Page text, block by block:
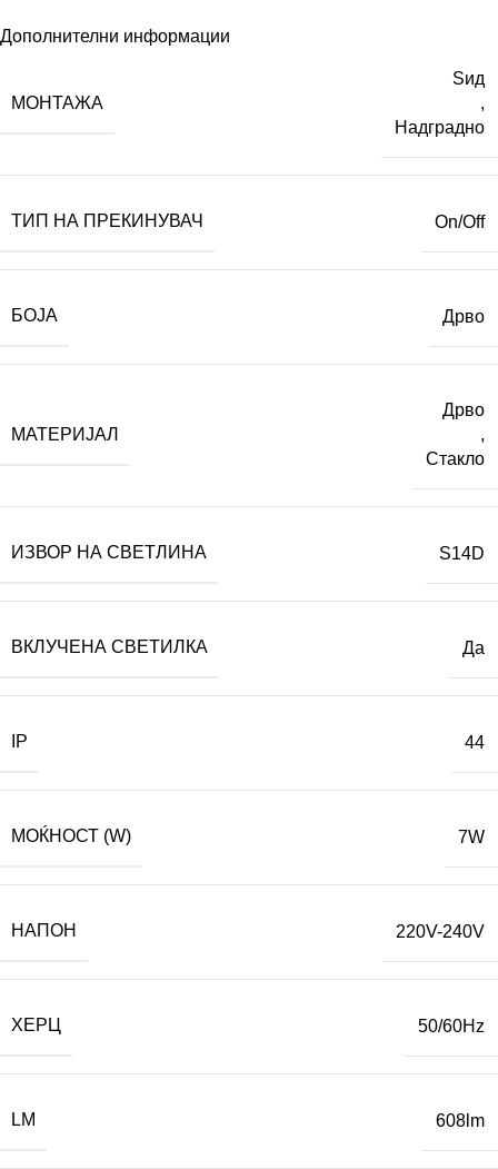
Дополнителни информации
МОНТАЖА
Ѕид
,
Надградно
ТИП НА ПРЕКИНУВАЧ On/Off
БОЈА Дрво
МАТЕРИЈАЛ
Дрво
,
Стакло
ИЗВОР НА СВЕТЛИНА S14D
ВКЛУЧЕНА СВЕТИЛКА Да
IP 44
МОЌНОСТ (W) 7W
НАПОН 220V-240V
ХЕРЦ 50/60Hz
LM 608lm